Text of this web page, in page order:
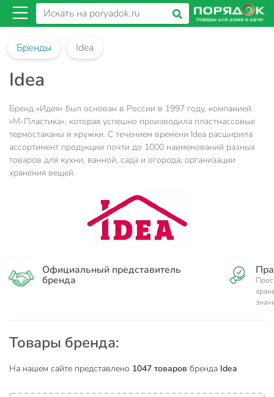
Бренды Idea
Idea
Бренд «Идея» был основан в России в 1997 году, компанией
«М-Пластика», которая успешно производила пластмассовые
термостаканы и кружки. С течением времени Idea расширила
ассортимент продукции почти до 1000 наименований разных
товаров для кухни, ванной, сада и огорода, организации
хранения вещей.
Официальный представитель
бренда
Товары бренда:
На нашем сайте представлено 1047 товаров бренда Idea